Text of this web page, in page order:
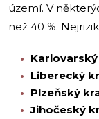
území. V
než 40 %.
Liberecký
Plzeňský
Jihočeský